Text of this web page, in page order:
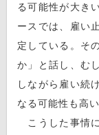
る可能性が大き
ースでは、雇い
定している。そ
か」と話し、む
しながら雇い続
なる可能性も高い
こうした事情